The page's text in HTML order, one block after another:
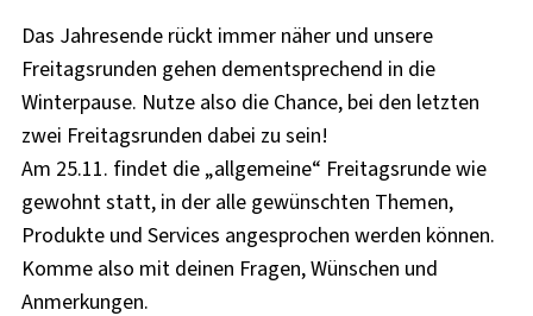
Das Jahresende rückt immer näher und unsere
Freitagsrunden gehen dementsprechend in die
Winterpause. Nutze also die Chance, bei den letzten
zwei Freitagsrunden dabei zu sein!
Am 25.11. findet die „allgemeine“ Freitagsrunde wie
gewohnt statt, in der alle gewünschten Themen,
Produkte und Services angesprochen werden können.
Komme also mit deinen Fragen, Wünschen und
Anmerkungen.